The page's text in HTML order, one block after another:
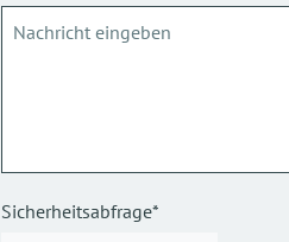
Sicherheitsabfrage*